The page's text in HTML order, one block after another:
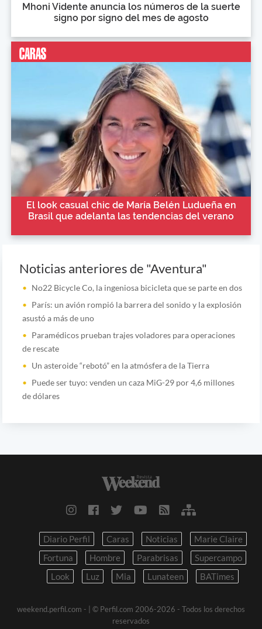
Mhoni Vidente anuncia los números de la suerte
signo por signo del mes de agosto
El look casual chic de María Belén Ludueña en
Brasil que adelanta las tendencias del verano
Noticias anteriores de "Aventura"
No22 Bicycle Co, la ingeniosa bicicleta que se parte en dos
París: un avión rompió la barrera del sonido y la explosión
asustó a más de uno
Paramédicos prueban trajes voladores para operaciones
de rescate
Un asteroide “rebotó” en la atmósfera de la Tierra
Puede ser tuyo: venden un caza MiG-29 por 4,6 millones
de dólares
Diario Perfil Caras Noticias
Marie Claire
Fortuna
Hombre Parabrisas
Supercampo
Look
Luz Mia Lunateen BATimes
weekend.perfil.com -
| © Perfil.com 2006-2026 - Todos los derechos
reservados